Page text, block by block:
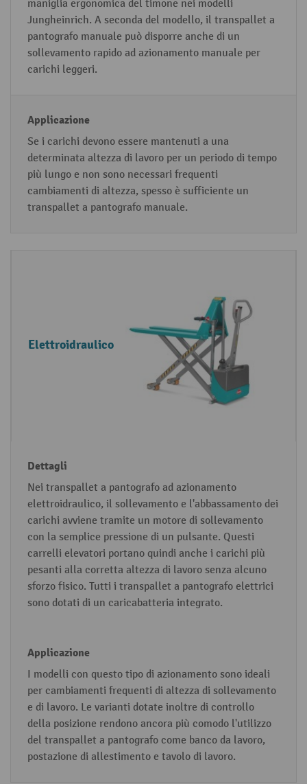
af
o
maniglia ergonomica del timone nei modelli
Jungheinrich. A seconda del modello, il transpallet a
pantografo manuale può disporre anche di un
sollevamento rapido ad azionamento manuale per
carichi leggeri.
Se i carichi devono essere mantenuti a una
determinata altezza di lavoro per un periodo di tempo
più lungo e non sono necessari frequenti
cambiamenti di altezza, spesso è sufficiente un
transpallet a pantografo manuale.
Elettroidraulico
Nei transpallet a pantografo ad azionamento
elettroidraulico, il sollevamento e l'abbassamento dei
carichi avviene tramite un motore di sollevamento
con la semplice pressione di un pulsante. Questi
carrelli elevatori portano quindi anche i carichi più
pesanti alla corretta altezza di lavoro senza alcuno
sforzo fisico. Tutti i transpallet a pantografo elettrici
sono dotati di un caricabatteria integrato.
I modelli con questo tipo di azionamento sono ideali
per cambiamenti frequenti di altezza di sollevamento
e di lavoro. Le varianti dotate inoltre di controllo
della posizione rendono ancora più comodo l'utilizzo
del transpallet a pantografo come banco da lavoro,
postazione di allestimento e tavolo di lavoro.